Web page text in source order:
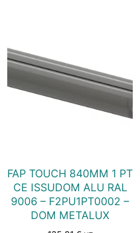
FAP TOUCH 840MM 1 PT
CE ISSUDOM ALU RAL
9006 – F2PU1PT0002 –
DOM METALUX